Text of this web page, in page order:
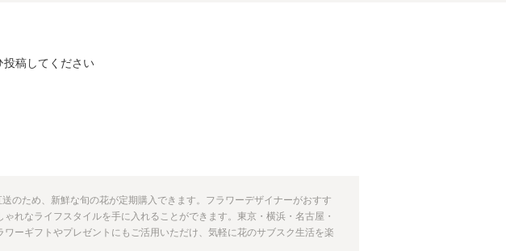
投稿してください
のため、新鮮な旬の花が定期購入できます。フラワーデザイナーがおすす
れなライフスタイルを手に入れることができます。東京・横浜・名古屋・
ーギフトやプレゼントにもご活用いただけ、気軽に花のサブスク生活を楽